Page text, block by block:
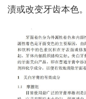
渍或改变牙齿本色。